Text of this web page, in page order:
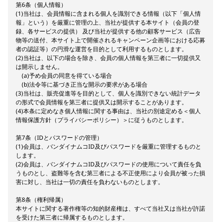
第6条（個人情報）
(1)当社は、会員情報に含まれる個人を識別できる情報（以下「個人情
報」という）を厳重に管理の上、当社が提供する本サイト（会員の登
録、各サービスの提供） 及び当社が提供する他の顧客サービス（広告
物等の送付、本サイト上で開催されるキャンペーン企画等における応募
者の認証等）の円滑な運営を目的として利用するものとします。
(2)当社は、以下の場合を除き、会員の個人情報を第三者に一切提供又
は開示しません。
(a)予め会員の同意を得ている場合
(b)法令等に基づき正当な開示の要求がある場合
(3)当社は、販売促進等を目的として、個人を識別できない統計データ
の形式で会員情報を第三者に提供又は開示することがあります。
(4)本条に定めなき個人情報に関する事由は、当社の別途定める＜個人
情報保護方針（プライバシーポリシー）＞に従うものとします。
第7条（IDとパスワードの管理）
(1)会員は、バンダイナムコID及びパスワードを厳重に管理するものと
します。
(2)会員は、バンダイナムコID及びパスワードの使用について責任を負
うものとし、盗難等を含む第三者による不正使用により会員が被った損
害に対し、当社は一切の責任を負わないものとします。
第8条（権利帰属）
本サイトに関する著作権等の知的財産権は、すべて当社又は当社が許諾
を受けた第三者に帰属するものとします。